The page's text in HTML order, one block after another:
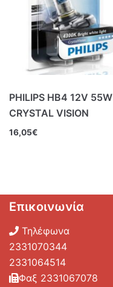
PHILIPS HB4 12V 55W
CRYSTAL VISION
16,05€
Επικοινωνία
Τηλέφωνα
2331070344
2331064514
Φαξ 2331067078